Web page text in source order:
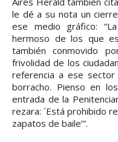
le dé a su nota un
ese medio gráfico:
hermoso de los que
también conmovido
frivolidad de los
referencia a ese
borracho. Pienso en
entrada de la
rezara: ´Está prohibido
zapatos de baile’”.